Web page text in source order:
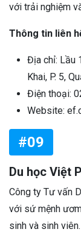
với trải nghiệm
Thông tin liên
Địa chỉ: Lầu
Khai, P. 5,
Điện thoại:
Website:
#09
Du học Việt
Công ty Tư vấn
với sứ mệnh
sinh và sinh